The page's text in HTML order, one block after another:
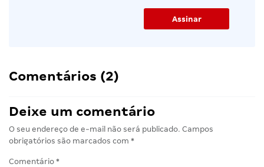
Comentários (2)
Deixe um comentário
O seu endereço de e-mail não será publicado. Campos
obrigatórios são marcados com *
Comentário *